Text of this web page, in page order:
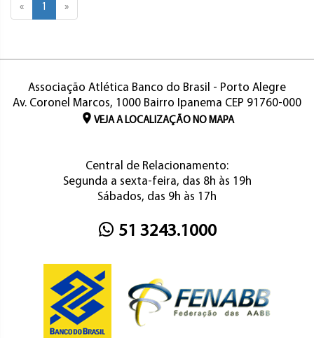
« 1 »
Associação Atlética Banco do Brasil - Porto Alegre
Av. Coronel Marcos, 1000 Bairro Ipanema CEP 91760-000
VEJA A LOCALIZAÇÃO NO MAPA
Central de Relacionamento:
Segunda a sexta-feira, das 8h às 19h
Sábados, das 9h às 17h
51 3243.1000